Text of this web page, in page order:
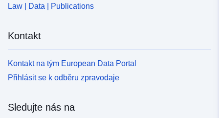
Law | Data | Publications
Kontakt
Kontakt na tým European Data Portal
Přihlásit se k odběru zpravodaje
Sledujte nás na